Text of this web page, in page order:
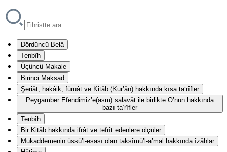
Dördüncü Belâ
Tenbîh
Üçüncü Makale
Birinci Maksad
Şeriât, hakâik, füruât ve Kitâb (Kur’ân) hakkında kısa ta‘rîfler
Peygamber Efendimiz’e(asm) salavât ile birlikte O’nun hakkında
bazı ta‘rîfler
Tenbîh
Bir Kitâb hakkında ifrât ve tefrît edenlere ölçüler
Mukaddemenin üssü’l-esası olan taksîmü’l-a’mal hakkında îzâhlar